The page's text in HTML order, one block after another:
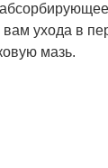
вам ухода в
мазь.